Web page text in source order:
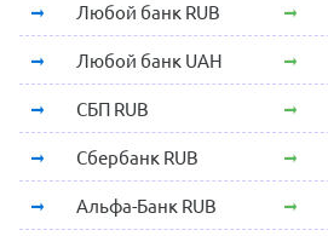
Любой банк RUB
Любой банк UAH
СБП RUB
Сбербанк RUB
Альфа-Банк RUB